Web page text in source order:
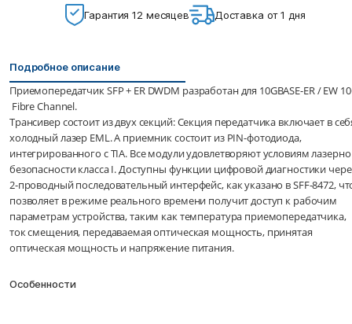
Гарантия 12 месяцев Доставка от 1 дня
Подробное описание
Приемопередатчик SFP + ER DWDM разработан для 10GBASE-ER / EW
Fibre Channel.
Трансивер состоит из двух секций: Секция передатчика включает в
холодный лазер EML. А приемник состоит из PIN-фотодиода,
интегрированного с TIA. Все модули удовлетворяют условиям
безопасности класса I. Доступны функции цифровой диагностики
2-проводный последовательный интерфейс, как указано в SFF-8472,
позволяет в режиме реального времени получит доступ к рабочим
параметрам устройства, таким как температура приемопередатчика,
ток смещения, передаваемая оптическая мощность, принятая
оптическая мощность и напряжение питания.
Особенности